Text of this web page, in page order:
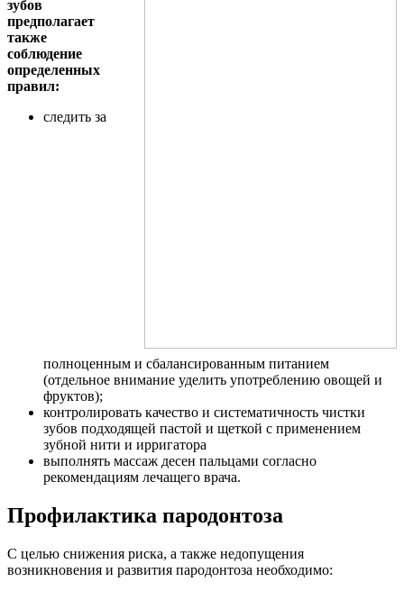
зубов
предполагает
также
соблюдение
определенных
правил:
следить за
полноценным и сбалансированным питанием
(отдельное внимание уделить употреблению овощей и
фруктов);
контролировать качество и систематичность чистки
зубов подходящей пастой и щеткой с применением
зубной нити и ирригатора
выполнять массаж десен пальцами согласно
рекомендациям лечащего врача.
Профилактика пародонтоза
С целью снижения риска, а также недопущения
возникновения и развития пародонтоза необходимо: